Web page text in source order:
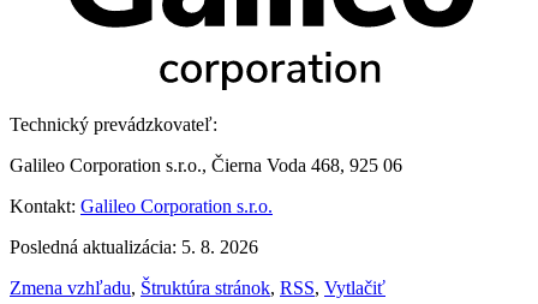
Technický prevádzkovateľ:
Galileo Corporation s.r.o., Čierna Voda 468, 925 06
Kontakt: Galileo Corporation s.r.o.
Posledná aktualizácia: 5. 8. 2026
Zmena vzhľadu, Štruktúra stránok, RSS, Vytlačiť